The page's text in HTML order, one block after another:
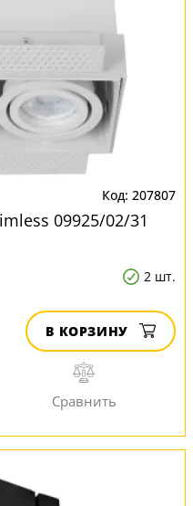
207807
09925/02/31
2 шт.
В КОРЗИНУ